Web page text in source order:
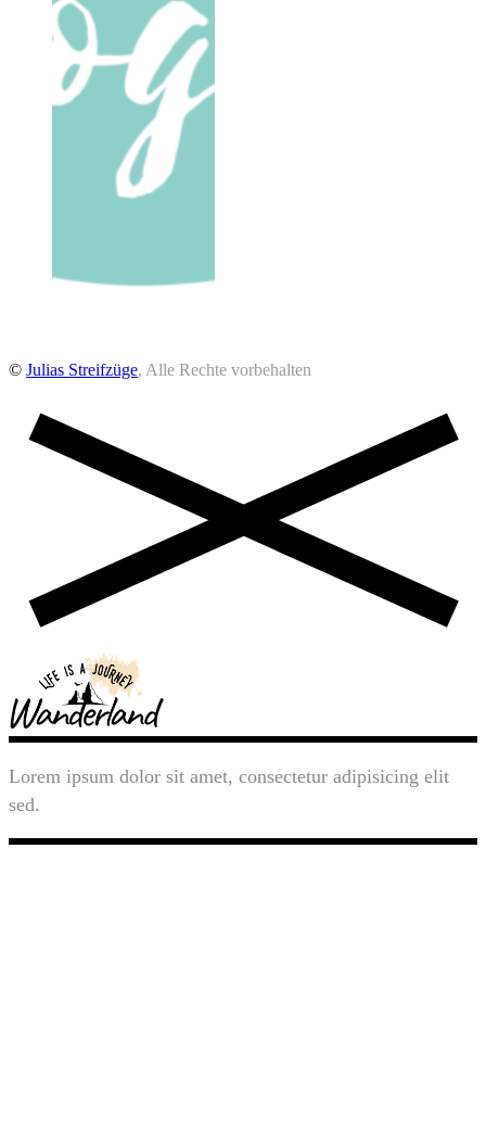
© Julias Streifzüge, Alle Rechte vorbehalten
Lorem ipsum dolor sit amet, consectetur adipisicing elit
sed.